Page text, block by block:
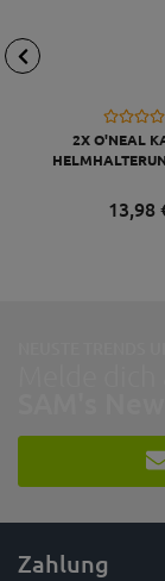
2X O'NEAL
13,98
Zahlung